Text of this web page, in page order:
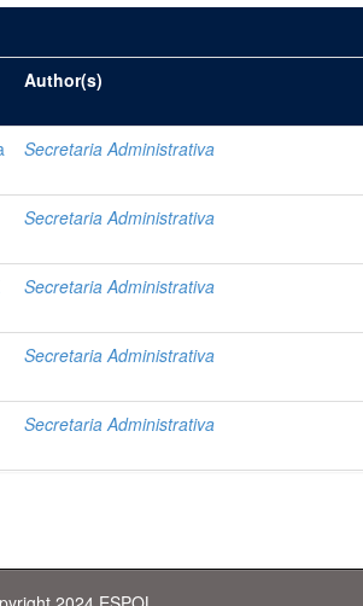
Author(s)
Secretaria Administrativa
Secretaria Administrativa
Secretaria Administrativa
Secretaria Administrativa
Secretaria Administrativa